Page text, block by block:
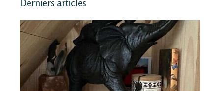
Derniers articles